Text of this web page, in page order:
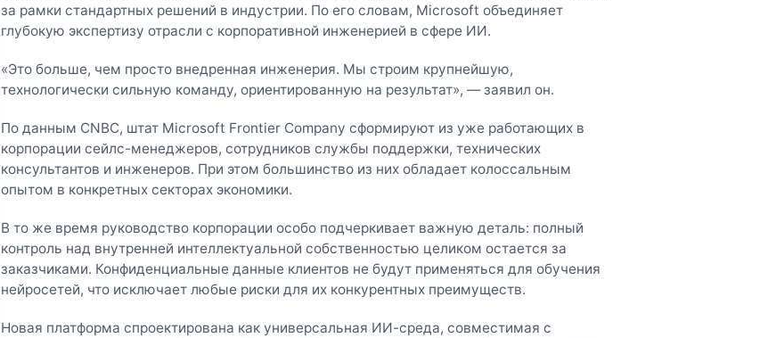
за рамки стандартных решений в индустрии. По его словам, Microsoft объединяет
глубокую экспертизу отрасли с корпоративной инженерией в сфере ИИ.
«Это больше, чем просто внедренная инженерия. Мы строим крупнейшую,
технологически сильную команду, ориентированную на результат», — заявил он.
По данным CNBC, штат Microsoft Frontier Company сформируют из уже работающих в
корпорации сейлс-менеджеров, сотрудников службы поддержки, технических
консультантов и инженеров. При этом большинство из них обладает колоссальным
опытом в конкретных секторах экономики.
В то же время руководство корпорации особо подчеркивает важную деталь: полный
контроль над внутренней интеллектуальной собственностью целиком остается за
заказчиками. Конфиденциальные данные клиентов не будут применяться для обучения
нейросетей, что исключает любые риски для их конкурентных преимуществ.
Новая платформа спроектирована как универсальная ИИ-среда, совместимая с